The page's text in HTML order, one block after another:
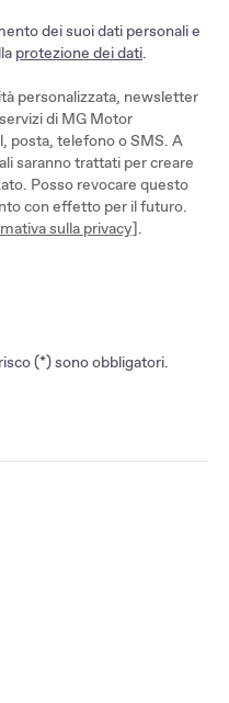
dei suoi dati personali e
protezione dei dati.
personalizzata, newsletter
di MG Motor
posta, telefono o SMS. A
saranno trattati per creare
Posso revocare questo
con effetto per il futuro.
sulla privacy].
(*) sono obbligatori.